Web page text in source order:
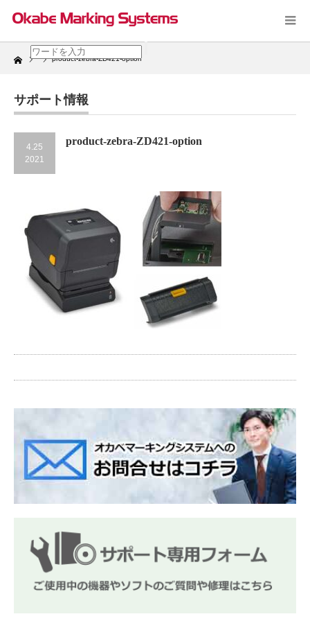
Home product-zebra-ZD421-option
サポート情報
4.25
2021
product-zebra-ZD421-option